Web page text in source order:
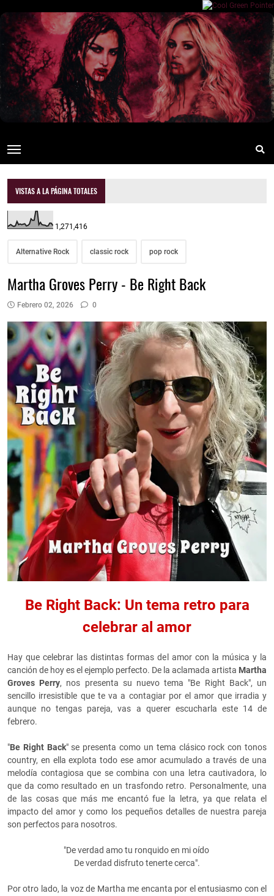
VISTAS A LA PÁGINA TOTALES
1,271,416
Alternative Rock classic rock pop rock
Martha Groves Perry - Be Right Back
Febrero 02, 2026 0
Be Right Back: Un tema retro para
celebrar al amor
Hay que celebrar las distintas formas del amor con la música y la
canción de hoy es el ejemplo perfecto. De la aclamada artista Martha
Groves Perry, nos presenta su nuevo tema "Be Right Back", un
sencillo irresistible que te va a contagiar por el amor que irradia y
aunque no tengas pareja, vas a querer escucharla este 14 de
febrero.
"Be Right Back" se presenta como un tema clásico rock con tonos
country, en ella explota todo ese amor acumulado a través de una
melodía contagiosa que se combina con una letra cautivadora, lo
que da como resultado en un trasfondo retro. Personalmente, una
de las cosas que más me encantó fue la letra, ya que relata el
impacto del amor y como los pequeños detalles de nuestra pareja
son perfectos para nosotros.
"De verdad amo tu ronquido en mi oído
De verdad disfruto tenerte cerca".
Por otro lado, la voz de Martha me encanta por el entusiasmo con el